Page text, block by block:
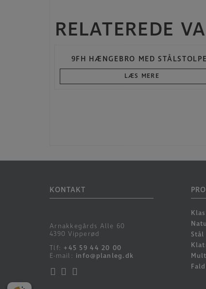
RELATEREDE
9FH HÆNGEBRO MED
LÆS MERE
KONTAKT
Arnakkegårds Alle 60
4390 Vipperød
Tlf: +45 59 44 20 00
E-mail: info@planleg.dk
Stål